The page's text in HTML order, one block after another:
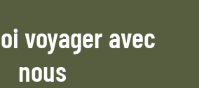
voyager avec
nous